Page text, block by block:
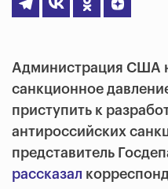
Администрация США
санкционное
приступить к
антироссийских
представитель
рассказал